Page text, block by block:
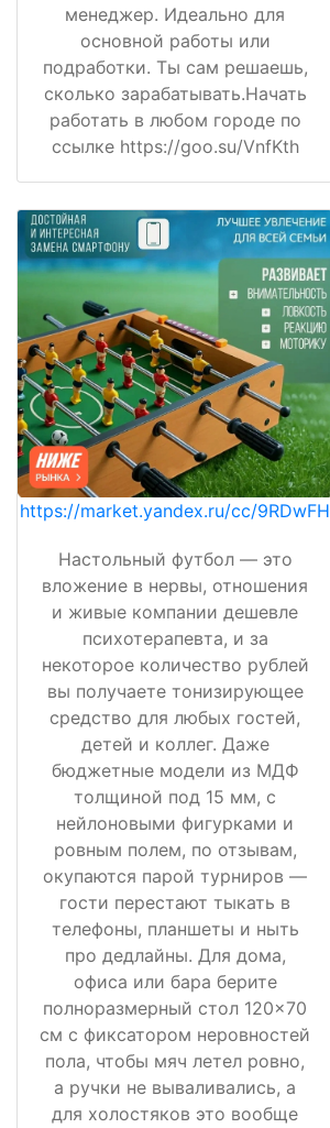
менеджер. Идеально для
основной работы или
подработки. Ты сам решаешь,
сколько зарабатывать.Начать
работать в любом городе по
ссылке https://goo.su/VnfKth
https://market.yandex.ru/cc/9RDwFH
Настольный футбол — это
вложение в нервы, отношения
и живые компании дешевле
психотерапевта, и за
некоторое количество рублей
вы получаете тонизирующее
средство для любых гостей,
детей и коллег. Даже
бюджетные модели из МДФ
толщиной под 15 мм, с
нейлоновыми фигурками и
ровным полем, по отзывам,
окупаются парой турниров —
гости перестают тыкать в
телефоны, планшеты и ныть
про дедлайны. Для дома,
офиса или бара берите
полноразмерный стол 120×70
см с фиксатором неровностей
пола, чтобы мяч летел ровно,
а ручки не вываливались, а
для холостяков это вообще